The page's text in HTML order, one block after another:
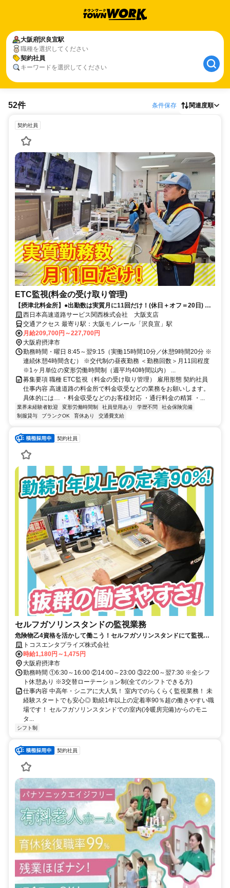
大阪府沢良宜駅
職種を選択してください
契約社員
キーワードを選択してください
52件 条件保存 関連度順
契約社員
ETC監視(料金の受け取り管理)
【摂津北料金所】●出勤数は実質月に11回だけ！(休日＋オフ＝20日) ※
詳細は原稿内をチェック
西日本高速道路サービス関西株式会社 大阪支店
交通アクセス 最寄り駅：大阪モノレール「沢良宣」駅
月給209,700円～227,700円
大阪府摂津市
勤務時間・曜日 8:45～翌9:15（実働15時間10分／休憩9時間20分 ※
連続休憩4時間含む） ※交代制の昼夜勤務 ＜勤務回数＞月11回程度
※1ヶ月単位の変形労働時間制（週平均40時間以内） ...
募集要項 職種 ETC監視（料金の受け取り管理） 雇用形態 契約社員
仕事内容 高速道路の料金所で料金収受などの業務をお願いします。
具体的には… ・料金収受などのお客様対応 ・通行料金の精算 ・...
業界未経験者歓迎 変形労働時間制 社員登用あり 学歴不問
社会保険完備
制服貸与
ブランクOK 育休あり 交通費支給
契約社員
セルフガソリンスタンドの監視業務
危険物乙4資格を活かして働こう！セルフガソリンスタンドにて監視の
お仕事。未経験者歓迎！
トコスエンタプライズ株式会社
時給1,180円～1,475円
大阪府摂津市
勤務時間 ①6:30～16:00 ②14:00～23:00 ③22:00～翌7:30 ※全シフ
ト休憩あり ※3交替ローテーション制(全てのシフトできる方)
仕事内容 中高年・シニアに大人気！ 室内でのらくらく監視業務！ 未
経験スタートでも安心◎ 勤続1年以上の定着率90％超の働きやすい職
場です！ セルフガソリンスタンドでの室内(冷暖房完備)からのモニ
タ...
シフト制
契約社員